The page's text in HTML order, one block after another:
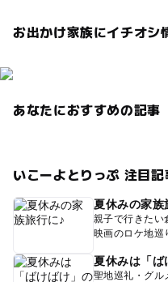
お出かけ家族にイチオシ
あなたにおすすめの記事
いこーよとりっぷ 注目記
夏休みの家族
親子で行きたい
映画のロケ地巡
夏休みは「ば
聖地巡礼・グル